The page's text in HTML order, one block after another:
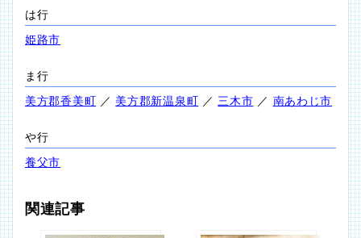
は行
姫路市
ま行
美方郡香美町 ／ 美方郡新温泉町 ／ 三木市 ／ 南あわじ市
や行
養父市
関連記事